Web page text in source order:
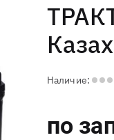
Наличие:
по